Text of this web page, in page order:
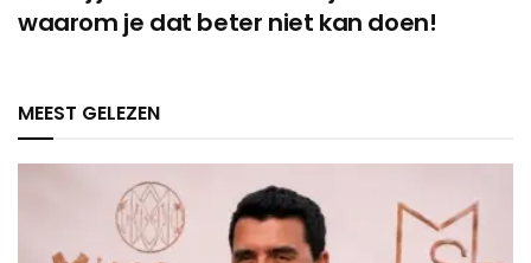
waarom je dat beter niet kan doen!
MEEST GELEZEN